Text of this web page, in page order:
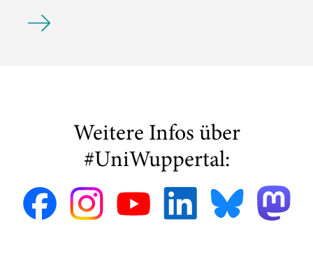
Isabel M. Habicht gewinnt renommiertes Stipendium
Weitere Infos über
#UniWuppertal: